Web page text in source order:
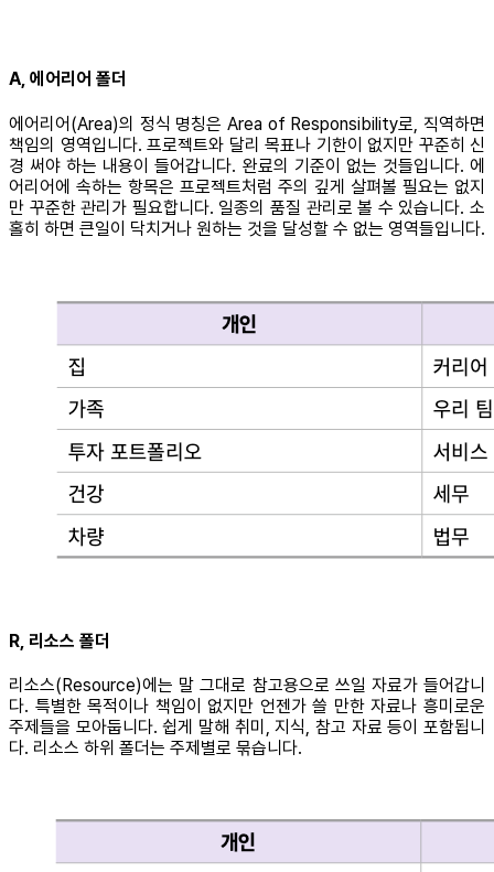
A, 에어리어 폴더
에어리어(Area)의 정식 명칭은 Area of Responsibility로, 직역하면
책임의 영역입니다. 프로젝트와 달리 목표나 기한이 없지만 꾸준히 신
경 써야 하는 내용이 들어갑니다. 완료의 기준이 없는 것들입니다. 에
어리어에 속하는 항목은 프로젝트처럼 주의 깊게 살펴볼 필요는 없지
만 꾸준한 관리가 필요합니다. 일종의 품질 관리로 볼 수 있습니다. 소
홀히 하면 큰일이 닥치거나 원하는 것을 달성할 수 없는 영역들입니다.
R, 리소스 폴더
리소스(Resource)에는 말 그대로 참고용으로 쓰일 자료가 들어갑니
다. 특별한 목적이나 책임이 없지만 언젠가 쓸 만한 자료나 흥미로운
주제들을 모아둡니다. 쉽게 말해 취미, 지식, 참고 자료 등이 포함됩니
다. 리소스 하위 폴더는 주제별로 묶습니다.